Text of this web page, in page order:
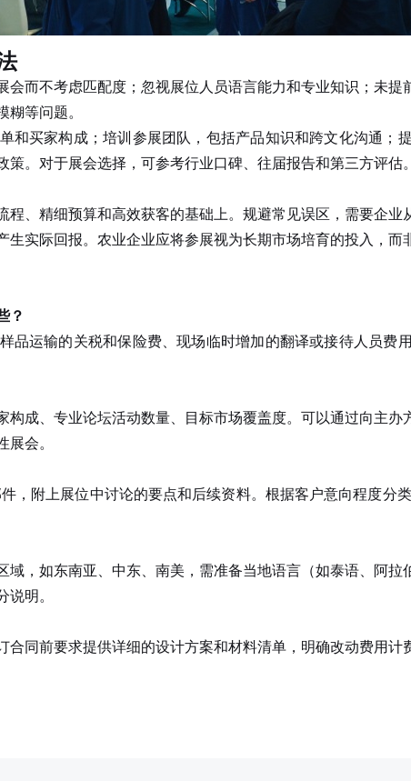
会而不考虑匹配度；忽视展位人员语言能力和专业知识；未
等问题。
买家构成；培训参展团队，包括产品知识和跨文化沟通；
。对于展会选择，可参考行业口碑、往届报告和第三方评估。
程、精细预算和高效获客的基础上。规避常见误区，需要企业
生实际回报。农业企业应将参展视为长期市场培育的投入，
？
运输的关税和保险费、现场临时增加的翻译或接待人员费
、专业论坛活动数量、目标市场覆盖度。可以通过向主办
会。
附上展位中讨论的要点和后续资料。根据客户意向程度分
如东南亚、中东、南美，需准备当地语言（如泰语、阿拉
说明。
前要求提供详细的设计方案和材料清单，明确改动费用计